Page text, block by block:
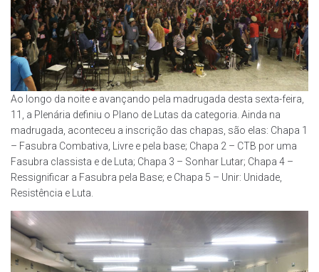
Ao longo da noite e avançando pela madrugada desta sexta-feira,
11, a Plenária definiu o Plano de Lutas da categoria. Ainda na
madrugada, aconteceu a inscrição das chapas, são elas: Chapa 1
– Fasubra Combativa, Livre e pela base; Chapa 2 – CTB por uma
Fasubra classista e de Luta; Chapa 3 – Sonhar Lutar; Chapa 4 –
Ressignificar a Fasubra pela Base; e Chapa 5 – Unir: Unidade,
Resistência e Luta.